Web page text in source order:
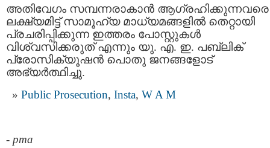
അതിവേഗം സമ്പന്നരാകാൻ ആഗ്രഹിക്കുന്നവരെ
ലക്ഷ്യമിട്ട് സാമൂഹ്യ മാധ്യമങ്ങളിൽ തെറ്റായി
പ്രചരിപ്പിക്കുന്ന ഇത്തരം പോസ്റ്റുകൾ
വിശ്വസിക്കരുത് എന്നും യു. എ. ഇ. പബ്ലിക്
പ്രോസിക്യൂഷൻ പൊതു ജനങ്ങളോട്
അഭ്യർത്ഥിച്ചു.
Public Prosecution, Insta, W A M
- pma